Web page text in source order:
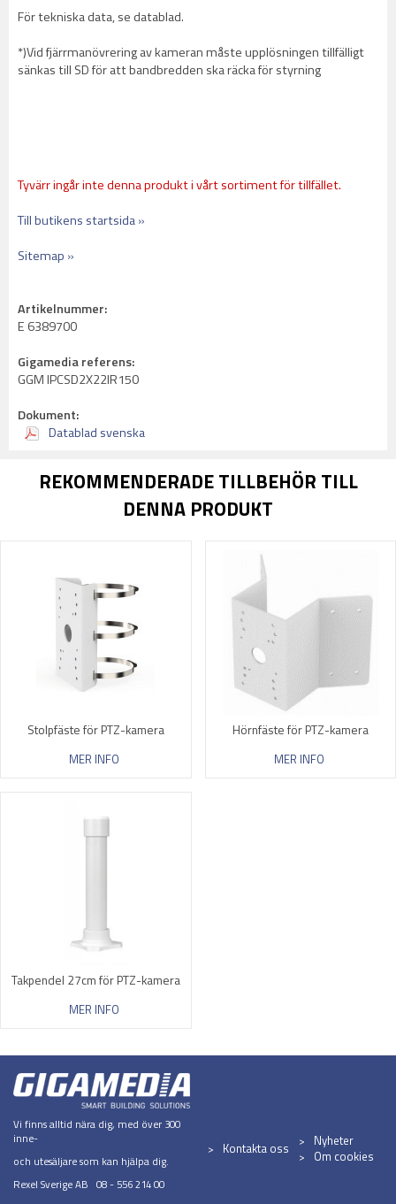
För tekniska data, se datablad.
*)Vid fjärrmanövrering av kameran måste upplösningen tillfälligt
sänkas till SD för att bandbredden ska räcka för styrning
Tyvärr ingår inte denna produkt i vårt sortiment för tillfället.
Till butikens startsida »
Sitemap »
Artikelnummer:
E 6389700
Gigamedia referens:
GGM IPCSD2X22IR150
Dokument:
Datablad svenska
REKOMMENDERADE TILLBEHÖR TILL
DENNA PRODUKT
Stolpfäste för PTZ-kamera
MER INFO
Hörnfäste för PTZ-kamera
MER INFO
Takpendel 27cm för PTZ-kamera
MER INFO
Vi finns alltid nära dig, med över 300
inne-
och utesäljare som kan hjälpa dig.
Rexel Sverige AB 08 - 556 214 00
Kontakta oss
Nyheter
Om cookies